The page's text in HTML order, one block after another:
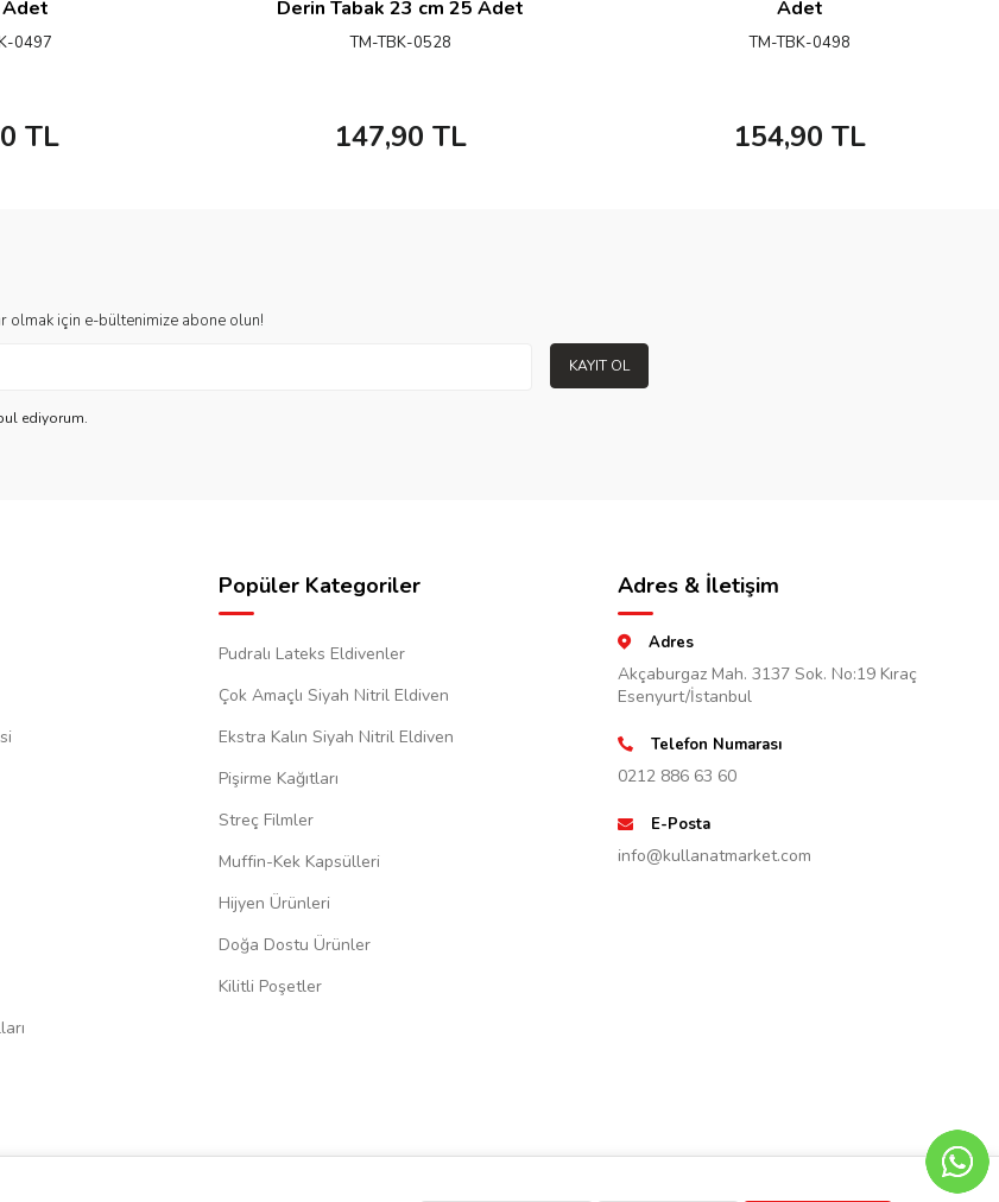
Adet
0497
TL
Derin Tabak 23 cm 25 Adet
TM-TBK-0528
147,90 TL
Adet
TM-TBK-0498
154,90 TL
olmak için e-bültenimize abone olun!
KAYIT OL
ediyorum.
Popüler Kategoriler
Pudralı Lateks Eldivenler
Çok Amaçlı Siyah Nitril Eldiven
Ekstra Kalın Siyah Nitril Eldiven
Pişirme Kağıtları
Streç Filmler
Muffin-Kek Kapsülleri
Hijyen Ürünleri
Doğa Dostu Ürünler
Kilitli Poşetler
Adres & İletişim
Adres
Akçaburgaz Mah. 3137 Sok. No:19 Kıraç
Esenyurt/İstanbul
Telefon Numarası
0212 886 63 60
E-Posta
info@kullanatmarket.com